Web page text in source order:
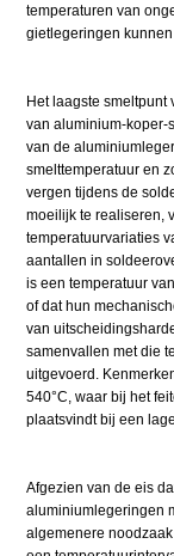
temperaturen van
gietlegeringen
Het laagste
van aluminium-koper-
van de
smelttemperatuur en
vergen tijdens de
moeilijk te realiseren,
temperatuurvariaties
aantallen in
is een temperatuur
of dat hun
van
samenvallen met die
uitgevoerd.
540°C, waar bij het
plaatsvindt bij een
Afgezien van de eis
aluminiumlegeringen
algemenere